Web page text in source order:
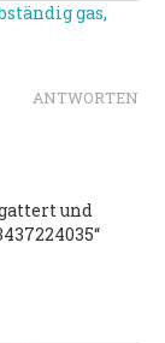
gas,
ANTWORTEN
und